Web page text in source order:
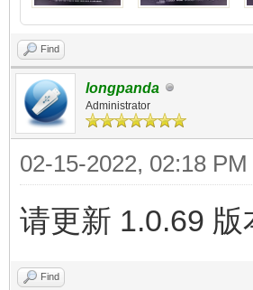
Find
longpanda
Administrator
02-15-2022, 02:18 PM
请更新 1.0.69 版
Find